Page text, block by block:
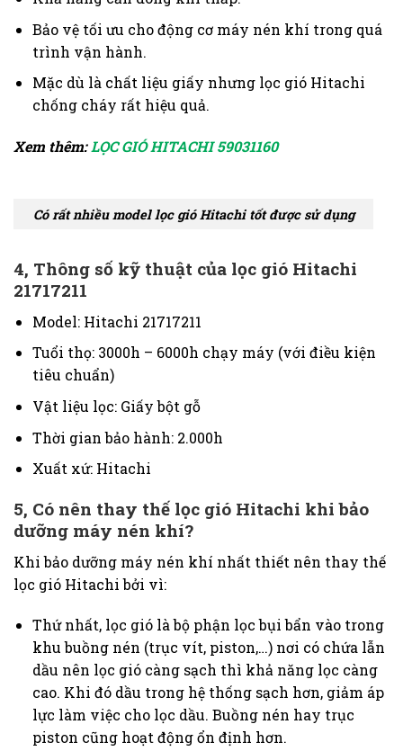
Bảo vệ tối ưu cho động cơ máy nén khí trong quá
trình vận hành.
Mặc dù là chất liệu giấy nhưng lọc gió Hitachi
chống cháy rất hiệu quả.
Xem thêm:LỌC GIÓ HITACHI 59031160
Có rất nhiều model lọc gió Hitachi tốt được sử dụng
4, Thông số kỹ thuật của lọc gió Hitachi
21717211
Model: Hitachi 21717211
Tuổi thọ: 3000h – 6000h chạy máy (với điều kiện
tiêu chuẩn)
Vật liệu lọc: Giấy bột gỗ
Thời gian bảo hành: 2.000h
Xuất xứ: Hitachi
5, Có nên thay thế lọc gió Hitachi khi bảo
dưỡng máy nén khí?
Khi bảo dưỡng máy nén khí nhất thiết nên thay thế
lọc gió Hitachi bởi vì:
Thứ nhất, lọc gió là bộ phận lọc bụi bẩn vào trong
khu buồng nén (trục vít, piston,…) nơi có chứa lẫn
dầu nên lọc gió càng sạch thì khả năng lọc càng
cao. Khi đó dầu trong hệ thống sạch hơn, giảm áp
lực làm việc cho lọc dầu. Buồng nén hay trục
piston cũng hoạt động ổn định hơn.